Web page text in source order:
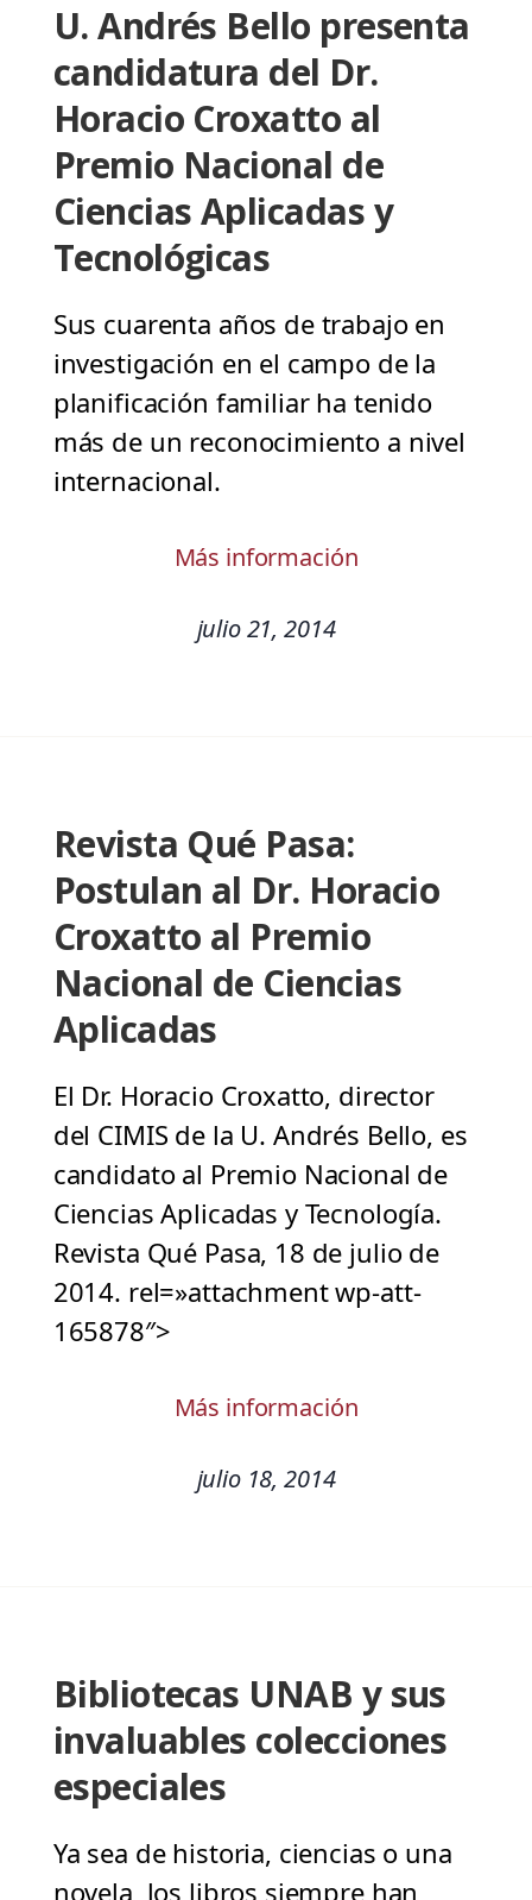
U. Andrés Bello presenta
candidatura del Dr.
Horacio Croxatto al
Premio Nacional de
Ciencias Aplicadas y
Tecnológicas
Sus cuarenta años de trabajo en
investigación en el campo de la
planificación familiar ha tenido
más de un reconocimiento a nivel
internacional.
Más información
julio 21, 2014
Revista Qué Pasa:
Postulan al Dr. Horacio
Croxatto al Premio
Nacional de Ciencias
Aplicadas
El Dr. Horacio Croxatto, director
del CIMIS de la U. Andrés Bello, es
candidato al Premio Nacional de
Ciencias Aplicadas y Tecnología.
Revista Qué Pasa, 18 de julio de
2014. rel=»attachment wp-att-
165878″>
Más información
julio 18, 2014
Bibliotecas UNAB y sus
invaluables colecciones
especiales
Ya sea de historia, ciencias o una
novela, los libros siempre han